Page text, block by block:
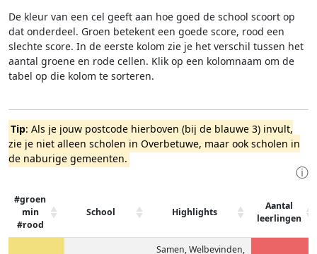
De kleur van een cel geeft aan hoe goed de school scoort op
dat onderdeel. Groen betekent een goede score, rood een
slechte score. In de eerste kolom zie je het verschil tussen het
aantal groene en rode cellen. Klik op een kolomnaam om de
tabel op die kolom te sorteren.
Tip: Als je jouw postcode hierboven (bij de blauwe 3) invult,
zie je niet alleen scholen in Overbetuwe, maar ook scholen in
de naburige gemeenten.
ⓘ
#groen
min
#rood
School Highlights
Aantal
leerlingen
Samen, Welbevinden,